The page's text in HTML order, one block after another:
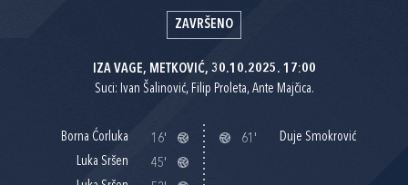
ZAVRŠENO
IZA VAGE, METKOVIĆ, 30.10.2025. 17:00
Suci: Ivan Šalinović, Filip Proleta, Ante Majčica.
Borna Ćorluka
16'
Luka Sršen
45'
61' Duje Smokrović